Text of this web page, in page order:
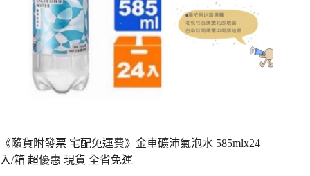
《隨貨附發票 宅配免運費》金車礦沛氣泡水 585mlx24
入/箱 超優惠 現貨 全省免運